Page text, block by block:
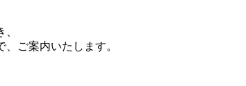
ご案内いたします。